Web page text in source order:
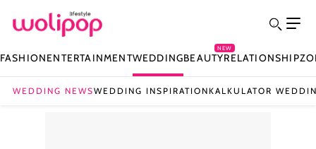
FASHIONENTERTAINMENTWEDDINGBEAUTY
NEW
RELATIONSHIP
WEDDING NEWSWEDDING INSPIRATION KALKULATOR